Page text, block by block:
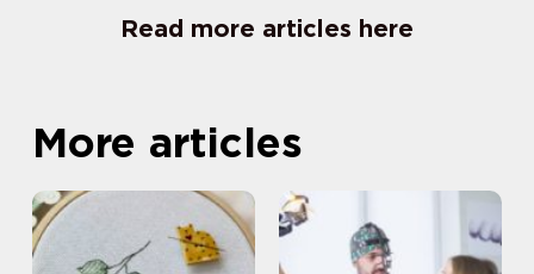
Read more articles here
More articles